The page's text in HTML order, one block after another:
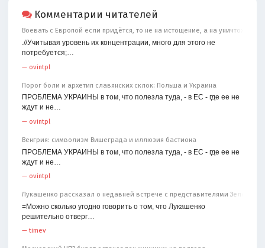
Комментарии читателей
Воевать с Европой если придётся, то не на истощение, а на уничтожение
.//Учитывая уровень их концентрации, много для этого не
потребуется;…
— ovintpl
Порог боли и архетип славянских склок: Польша и Украина
ПРОБЛЕМА УКРАИНЫ в том, что полезла туда, - в ЕС - где ее не
ждут и не…
— ovintpl
Венгрия: символизм Вишеграда и иллюзия бастиона
ПРОБЛЕМА УКРАИНЫ в том, что полезла туда, - в ЕС - где ее не
ждут и не…
— ovintpl
Лукашенко рассказал о недавней встрече с представителями
=Можно сколько угодно говорить о том, что Лукашенко
решительно отверг…
—timev